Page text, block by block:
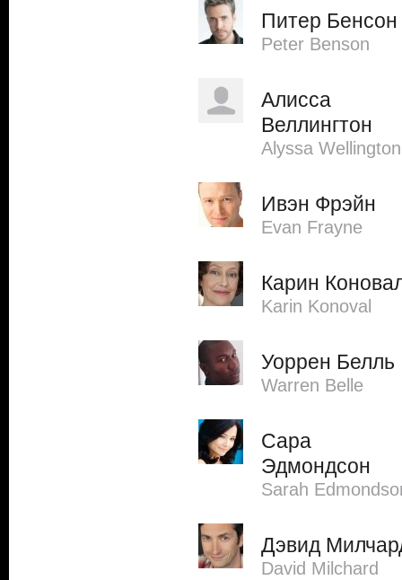
Питер Бенсон
Peter Benson
Алисса
Веллингтон
Alyssa Wellington
Ивэн Фрэйн
Evan Frayne
Карин
Karin Konoval
Уоррен Белль
Warren Belle
Сара
Эдмондсон
Sarah
Дэвид
David Milchard